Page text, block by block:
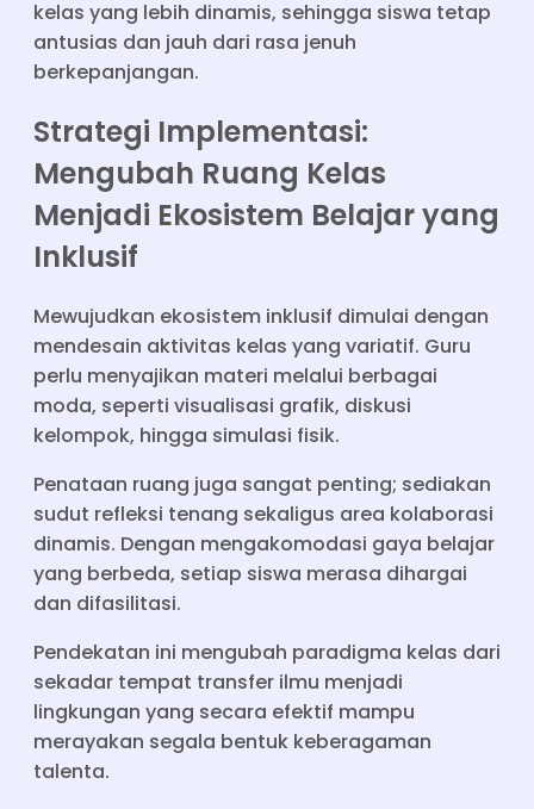
kelas yang lebih dinamis, sehingga siswa tetap
antusias dan jauh dari rasa jenuh
berkepanjangan.
Strategi Implementasi:
Mengubah Ruang Kelas
Menjadi Ekosistem Belajar yang
Inklusif
Mewujudkan ekosistem inklusif dimulai dengan
mendesain aktivitas kelas yang variatif. Guru
perlu menyajikan materi melalui berbagai
moda, seperti visualisasi grafik, diskusi
kelompok, hingga simulasi fisik.
Penataan ruang juga sangat penting; sediakan
sudut refleksi tenang sekaligus area kolaborasi
dinamis. Dengan mengakomodasi gaya belajar
yang berbeda, setiap siswa merasa dihargai
dan difasilitasi.
Pendekatan ini mengubah paradigma kelas dari
sekadar tempat transfer ilmu menjadi
lingkungan yang secara efektif mampu
merayakan segala bentuk keberagaman
talenta.